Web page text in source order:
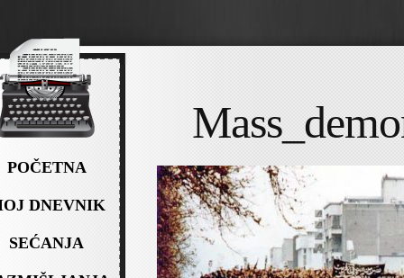
POČETNA
DNEVNIK
SEĆANJA